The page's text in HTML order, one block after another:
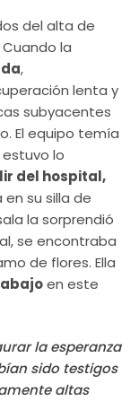
del alta de
la
,
lenta y
subyacentes
El equipo temía
lo
del hospital,
su silla de
la sorprendió
se encontraba
de flores. Ella
en este
la esperanza
sido testigos
altas